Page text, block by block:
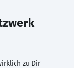
zu Dir